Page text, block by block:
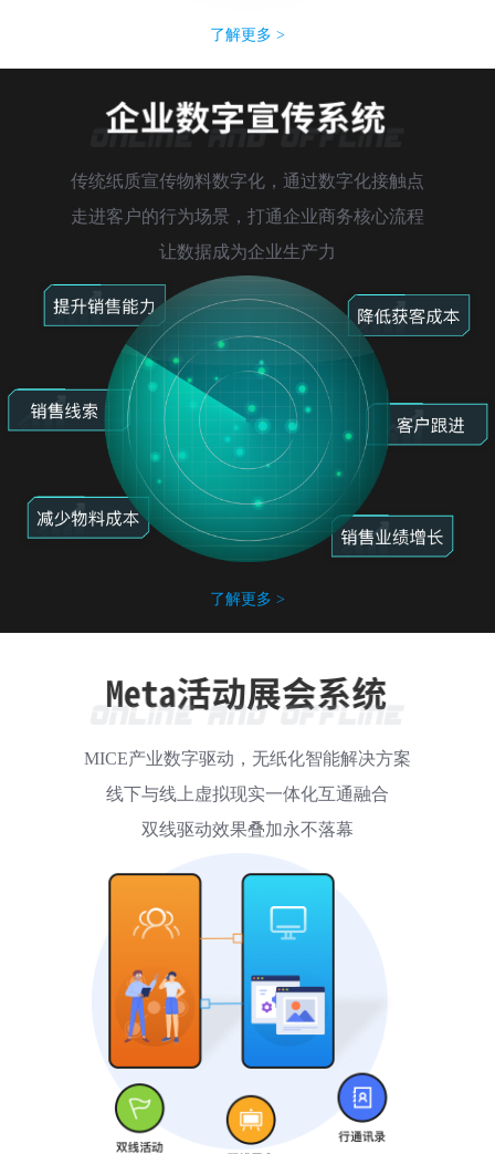
了解更多 >
传统纸质宣传物料数字化，通过数字化接触点
走进客户的行为场景，打通企业商务核心流程
让数据成为企业生产力
了解更多 >
MICE产业数字驱动，无纸化智能解决方案
线下与线上虚拟现实一体化互通融合
双线驱动效果叠加永不落幕